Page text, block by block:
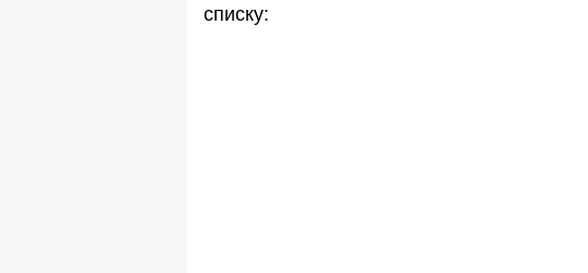
списку: